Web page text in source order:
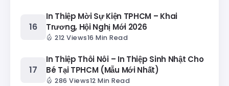
In Thiệp Mời Sự Kiện TPHCM – Khai
Trương, Hội Nghị Mới 2026
212 Views16 Min Read
In Thiệp Thôi Nôi – In Thiệp Sinh Nhật Cho
Bé Tại TPHCM (Mẫu Mới Nhất)
286 Views12 Min Read